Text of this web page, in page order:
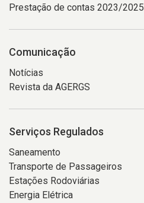
Prestação de contas 2023/2025
Comunicação
Notícias
Revista da AGERGS
Serviços Regulados
Saneamento
Transporte de Passageiros
Estações Rodoviárias
Energia Elétrica